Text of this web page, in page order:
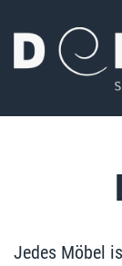
Jedes Möbel